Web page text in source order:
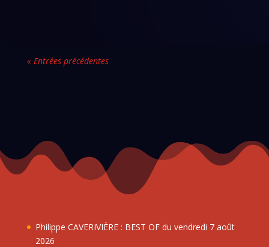
« Entrées précédentes
Philippe CAVERIVIÈRE : BEST OF du vendredi 7 août
2026